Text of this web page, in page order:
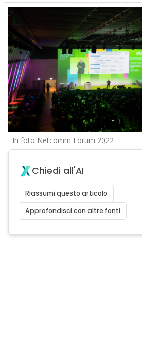
In foto Netcomm Forum 2022
Chiedi all'AI
Riassumi questo articolo
Approfondisci con altre fonti